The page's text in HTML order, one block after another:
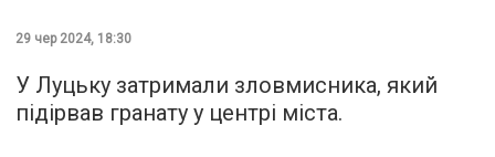
29 чер 2024, 18:30
У Луцьку затримали зловмисника, який
підірвав гранату у центрі міста.